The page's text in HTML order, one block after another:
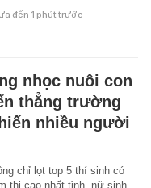
đến 1 phút trước
nhọc nuôi con
thẳng trường
nhiều người
chỉ lọt top 5 thí sinh có
thi cao nhất tỉnh, nữ sinh